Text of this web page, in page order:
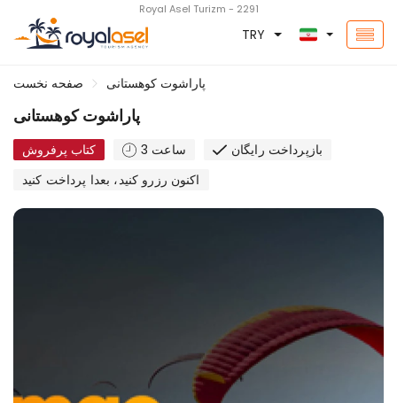
Royal Asel Turizm - 2291
TRY
صفحه نخست پاراشوت کوهستانی
پاراشوت کوهستانی
کتاب پرفروش 3 ساعت
بازپرداخت رایگان
اکنون رزرو کنید، بعدا پرداخت کنید